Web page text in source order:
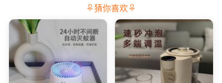
猜你喜欢